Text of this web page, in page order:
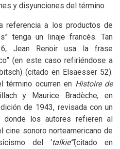
y disyunciones del término.
referencia a los productos de
tenga un linaje francés. Tan
Jean Renoir usa la frase
(en este caso refiriéndose a
(citado en Elsaesser 52).
término ocurren en Histoire de
y Maurice Bradèche, en
de 1943, revisada con un
donde los autores refieren al
cine sonoro norteamericano de
del ‘talkie’”(citado en